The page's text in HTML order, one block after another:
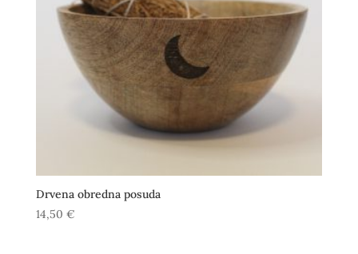
Drvena obredna posuda
14,50 €